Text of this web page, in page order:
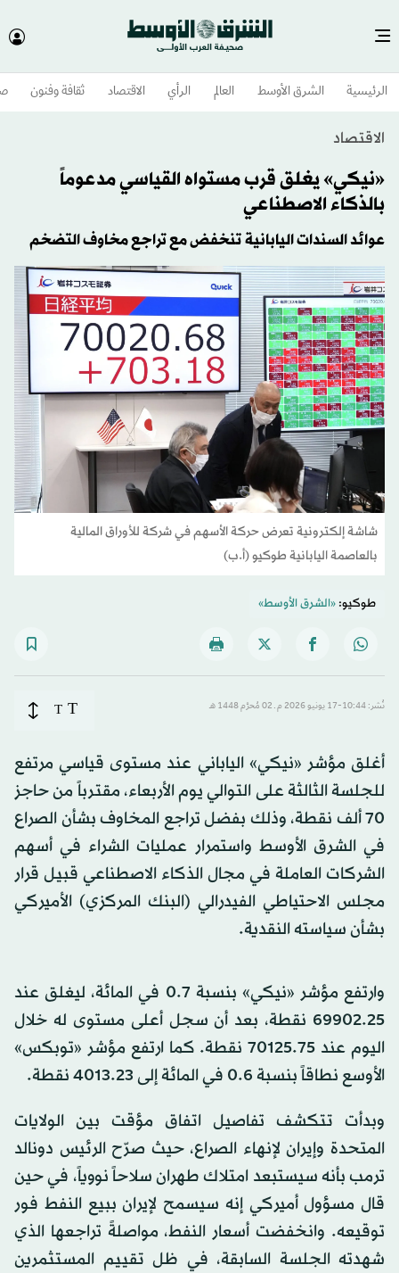
الرئيسية الشرق الأوسط​ العالم الرأي الاقتصاد ثقافة وفنون
الاقتصاد
«نيكي» يغلق قرب مستواه القياسي مدعوماً
بالذكاء الاصطناعي
عوائد السندات اليابانية تنخفض مع تراجع مخاوف التضخم
شاشة إلكترونية تعرض حركة الأسهم في شركة للأوراق المالية
بالعاصمة اليابانية طوكيو (أ.ب)
طوكيو:«الشرق الأوسط»
نُشر: 10:44-17 يونيو 2026 م ـ 02 مُحرَّم 1448 هـ T
T
أغلق مؤشر «نيكي» الياباني عند مستوى قياسي مرتفع
للجلسة الثالثة على التوالي يوم الأربعاء، مقترباً من حاجز
70 ألف نقطة، وذلك بفضل تراجع المخاوف بشأن الصراع
في الشرق الأوسط واستمرار عمليات الشراء في أسهم
الشركات العاملة في مجال الذكاء الاصطناعي قبيل قرار
مجلس الاحتياطي الفيدرالي (البنك المركزي) الأميركي
بشأن سياسته النقدية.
وارتفع مؤشر «نيكي» بنسبة 0.7 في المائة، ليغلق عند
69902.25 نقطة، بعد أن سجل أعلى مستوى له خلال
اليوم عند 70125.75 نقطة. كما ارتفع مؤشر «توبكس»
الأوسع نطاقاً بنسبة 0.6 في المائة إلى 4013.23 نقطة.
وبدأت تتكشف تفاصيل اتفاق مؤقت بين الولايات
المتحدة وإيران لإنهاء الصراع، حيث صرّح الرئيس دونالد
ترمب بأنه سيستبعد امتلاك طهران سلاحاً نووياً، في حين
قال مسؤول أميركي إنه سيسمح لإيران ببيع النفط فور
توقيعه. وانخفضت أسعار النفط، مواصلةً تراجعها الذي
شهدته الجلسة السابقة، في ظل تقييم المستثمرين